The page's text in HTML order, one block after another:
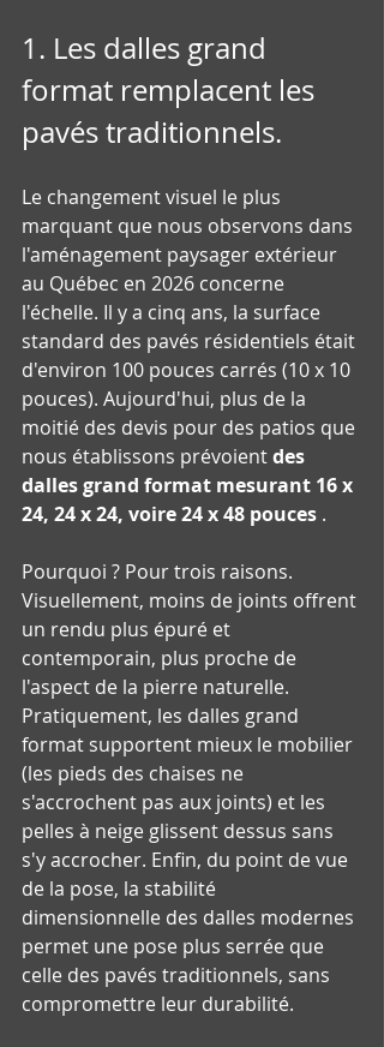
1. Les dalles grand
format remplacent les
pavés traditionnels.
Le changement visuel le plus
marquant que nous observons dans
l'aménagement paysager extérieur
au Québec en 2026 concerne
l'échelle. Il y a cinq ans, la surface
standard des pavés résidentiels était
d'environ 100 pouces carrés (10 x 10
pouces). Aujourd'hui, plus de la
moitié des devis pour des patios que
nous établissons prévoient des
dalles grand format mesurant 16 x
24, 24 x 24, voire 24 x 48 pouces .
Pourquoi ? Pour trois raisons.
Visuellement, moins de joints offrent
un rendu plus épuré et
contemporain, plus proche de
l'aspect de la pierre naturelle.
Pratiquement, les dalles grand
format supportent mieux le mobilier
(les pieds des chaises ne
s'accrochent pas aux joints) et les
pelles à neige glissent dessus sans
s'y accrocher. Enfin, du point de vue
de la pose, la stabilité
dimensionnelle des dalles modernes
permet une pose plus serrée que
celle des pavés traditionnels, sans
compromettre leur durabilité.